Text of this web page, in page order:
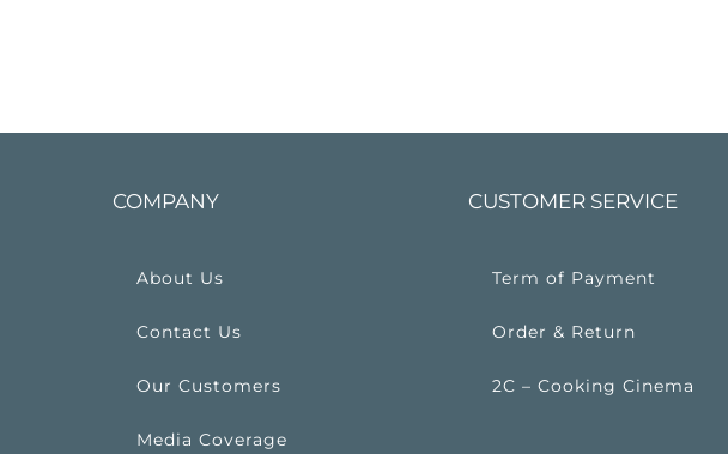
COMPANY
About Us
Contact Us
Our Customers
Media Coverage
CUSTOMER SERVICE
Term of Payment
Order & Return
2C – Cooking Cinema